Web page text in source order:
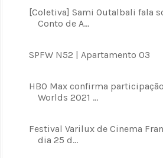
[Coletiva] Sami Outalbali fala
Conto de A...
SPFW N52 | Apartamento 03
HBO Max confirma participação
Worlds 2021 ...
Festival Varilux de Cinema
dia 25 d...